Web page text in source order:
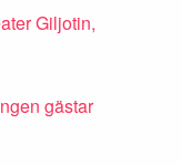
Giljotin,
gästar